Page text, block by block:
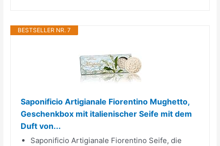
BESTSELLER NR. 7
Saponificio Artigianale Fiorentino Mughetto,
Geschenkbox mit italienischer Seife mit dem
Duft von...
Saponificio Artigianale Fiorentino Seife, die